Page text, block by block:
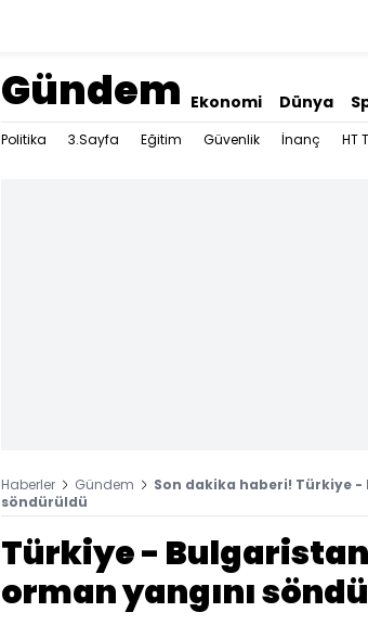
Gündem Ekonomi Dünya
Politika 3.Sayfa Eğitim Güvenlik İnanç HT
Haberler Gündem
Son dakika haberi! Türkiye -
söndürüldü
Türkiye - Bulgaristan
orman yangını